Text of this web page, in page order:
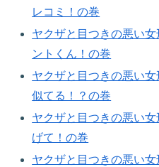
レコミ！の巻​
ヤクザと目つきの悪い
ントくん！の巻​
ヤクザと目つきの悪い
似てる！？の巻​
ヤクザと目つきの悪い
げて！の巻​
ヤクザと目つきの悪い